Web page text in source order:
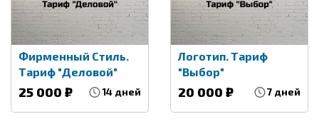
Фирменный Стиль.
Тариф "Деловой"
25 000 ₽ 14 дней
Логотип. Тариф
"Выбор"
20 000 ₽ 7 дней